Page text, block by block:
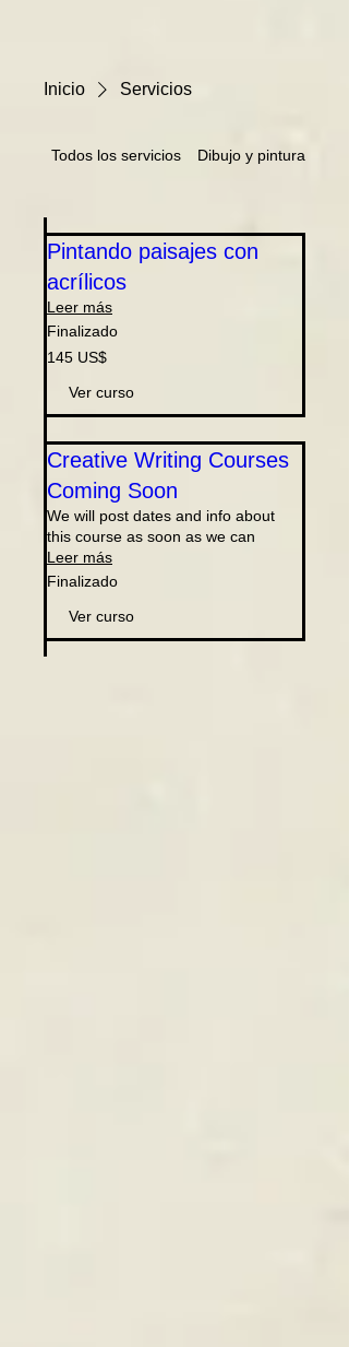
Inicio Servicios
Todos los servicios Dibujo y pintura
Pintando paisajes con
acrílicos
Leer más
Finalizado
145
dólares
145 US$
Ver curso
Creative Writing Courses
Coming Soon
We will post dates and info about
this course as soon as we can
Leer más
Finalizado
Ver curso